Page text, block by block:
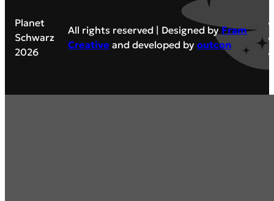
Planet
Schwarz
2026
All rights reserved | Designed byFram
Creative and developed byoutcon